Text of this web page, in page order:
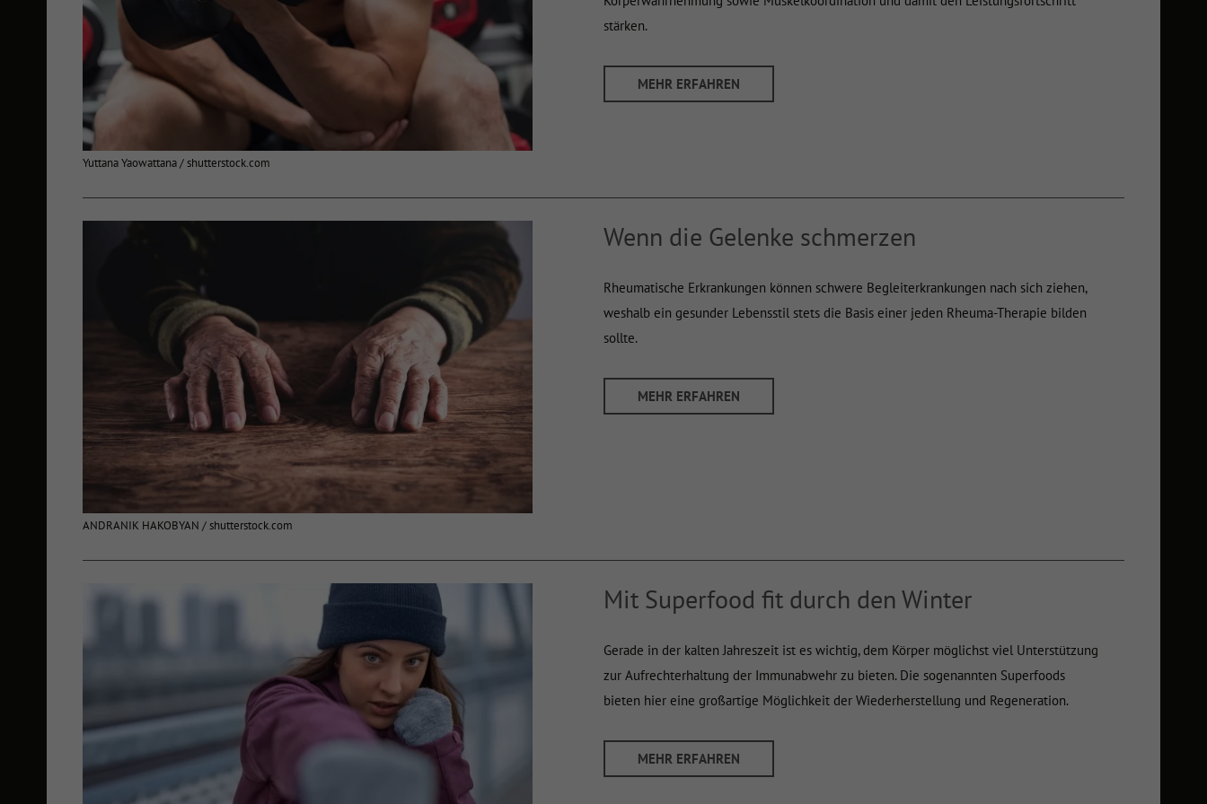
Yuttana Yaowattana / shutterstock.com
stärken.
MEHR ERFAHREN
ANDRANIK HAKOBYAN / shutterstock.com
Wenn die Gelenke schmerzen
Rheumatische Erkrankungen können schwere Begleiterkrankungen nach sich ziehen,
weshalb ein gesunder Lebensstil stets die Basis einer jeden Rheuma-Therapie bilden
sollte.
MEHR ERFAHREN
Mit Superfood fit durch den Winter
Gerade in der kalten Jahreszeit ist es wichtig, dem Körper möglichst viel Unterstützung
zur Aufrechterhaltung der Immunabwehr zu bieten. Die sogenannten Superfoods
bieten hier eine großartige Möglichkeit der Wiederherstellung und Regeneration.
MEHR ERFAHREN